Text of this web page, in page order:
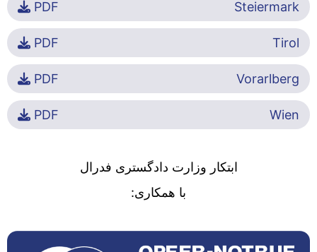
Steiermark
PDF
Tirol
PDF
Vorarlberg
PDF
Wien
PDF
ابتکار وزارت دادگستری فدرال
با همکاری: